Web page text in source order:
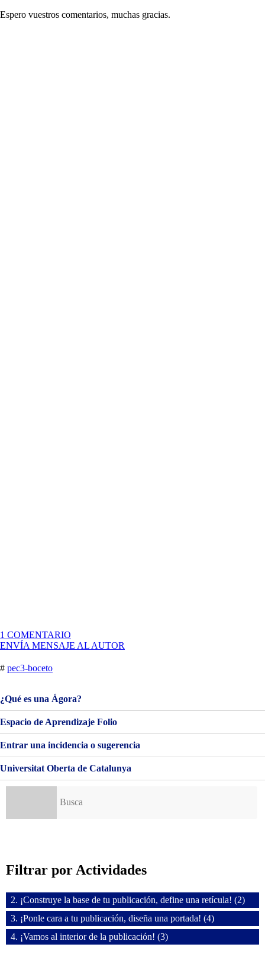
Espero vuestros comentarios, muchas gracias.
1 COMENTARIO
¡PONLE
DISEÑA
UNA
PORTADA!
ENVÍA MENSAJE AL AUTOR
# pec3-boceto
¿Qué es una Ágora?
Espacio de Aprendizaje Folio
Entrar una incidencia o sugerencia
Universitat Oberta de Catalunya
Filtrar por Actividades
2. ¡Construye la base de tu publicación, define una retícula! (2)
3. ¡Ponle cara a tu publicación, diseña una portada! (4)
4. ¡Vamos al interior de la publicación! (3)